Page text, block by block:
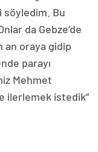
Bu
da Gebze’de
an oraya gidip
parayı
Mehmet
ilerlemek istedik”